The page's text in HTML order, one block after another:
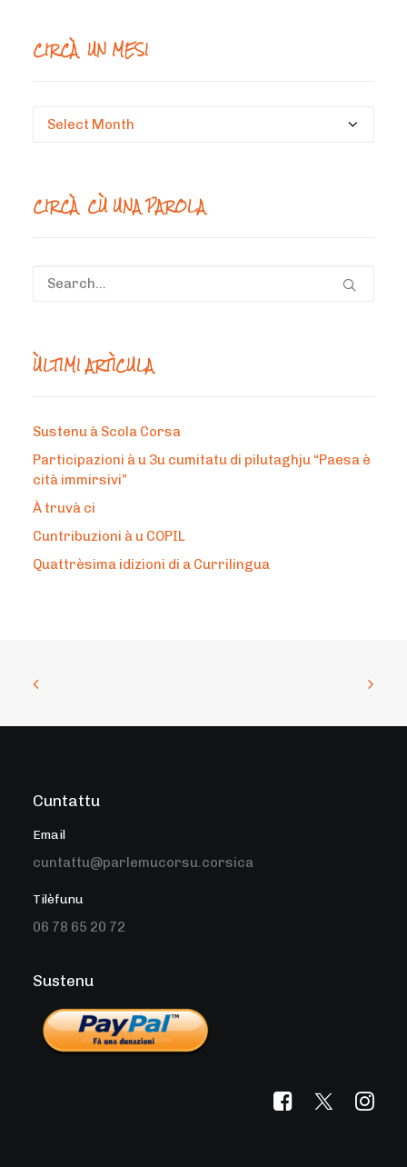
CIRCÀ UN MESI
Circà
CIRCÀ CÙ UNA PAROLA
ÙLTIMI ARTÌCULA
Sustenu à Scola Corsa
Participazioni à u 3u cumitatu di pilutaghju “Paesa è
cità immirsivi”
À truvà ci
Cuntribuzioni à u COPIL
Quattrèsima idizioni di a Currilingua
Cuntattu
Email
cuntattu@parlemucorsu.corsica
Tilèfunu
06 78 65 20 72
Sustenu